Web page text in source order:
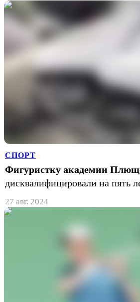
СПОРТ
Фигуристку академии
дисквалифицировали на пять
27 авг. 2024